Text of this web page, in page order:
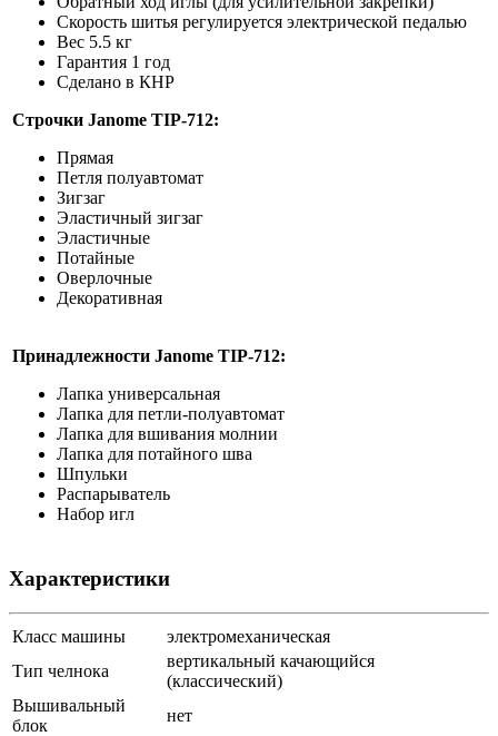
Скорость шитья регулируется электрической педалью
Вес 5.5 кг
Гарантия 1 год
Сделано в КНР
Строчки Janome TIP-712:
Прямая
Петля полуавтомат
Зигзаг
Эластичный зигзаг
Эластичные
Потайные
Оверлочные
Декоративная
Принадлежности Janome TIP-712:
Лапка универсальная
Лапка для петли-полуавтомат
Лапка для вшивания молнии
Лапка для потайного шва
Шпульки
Распарыватель
Набор игл
Характеристики
Класс машины
электромеханическая
Тип челнока
вертикальный качающийся
(классический)
Вышивальный
блок
нет